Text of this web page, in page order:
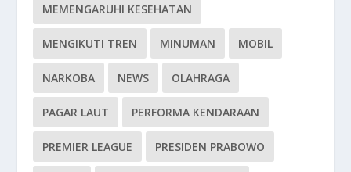
MEMENGARUHI KESEHATAN
MENGIKUTI TREN MINUMAN MOBIL
NARKOBA NEWS OLAHRAGA
PAGAR LAUT PERFORMA KENDARAAN
PREMIER LEAGUE PRESIDEN PRABOWO